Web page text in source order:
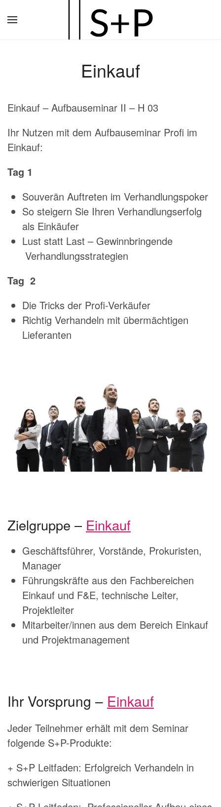
Hauptinhalt
Einkauf
Einkauf – Aufbauseminar II – H 03
Ihr Nutzen mit dem Aufbauseminar Profi im
Einkauf:
Tag 1
Souverän Auftreten im Verhandlungspoker
So steigern Sie Ihren Verhandlungserfolg
als Einkäufer
Lust statt Last – Gewinnbringende
Verhandlungsstrategien
Tag 2
Die Tricks der Profi-Verkäufer
Richtig Verhandeln mit übermächtigen
Lieferanten
Zielgruppe – Einkauf
Geschäftsführer, Vorstände, Prokuristen,
Manager
Führungskräfte aus den Fachbereichen
Einkauf und F&E, technische Leiter,
Projektleiter
Mitarbeiter/innen aus dem Bereich Einkauf
und Projektmanagement
Ihr Vorsprung – Einkauf
Jeder Teilnehmer erhält mit dem Seminar
folgende S+P-Produkte:
+ S+P Leitfaden: Erfolgreich Verhandeln in
schwierigen Situationen